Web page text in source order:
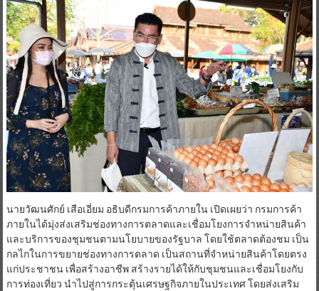
นายวัฒนศักย์ เสือเอี่ยม อธิบดีกรมการค้าภายใน เปิดเผยว่า กรมการค้า
ภายในได้มุ่งส่งเสริมช่องทางการตลาดและเชื่อมโยงการจำหน่ายสินค้า
และบริการของชุมชนตามนโยบายของรัฐบาล โดยใช้ตลาดต้องชม เป็น
กลไกในการขยายช่องทางการตลาด เป็นสถานที่จำหน่ายสินค้าโดยตรง
แก่ประชาชน เพื่อสร้างอาชีพ สร้างรายได้ให้กับชุมชนและเชื่อมโยงกับ
การท่องเที่ยว นำไปสู่การกระตุ้นเศรษฐกิจภายในประเทศ โดยส่งเสริม